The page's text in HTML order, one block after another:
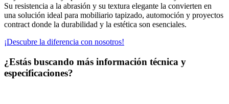
Su resistencia a la abrasión y su textura elegante la convierten en
una solución ideal para mobiliario tapizado, automoción y proyectos
contract donde la durabilidad y la estética son esenciales.
¡Descubre la diferencia con nosotros!
¿Estás buscando más información técnica y
especificaciones?